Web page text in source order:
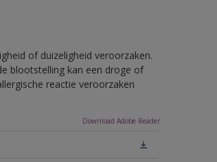
of duizeligheid veroorzaken.
blootstelling kan een droge of
reactie veroorzaken
Download Adobe Reader